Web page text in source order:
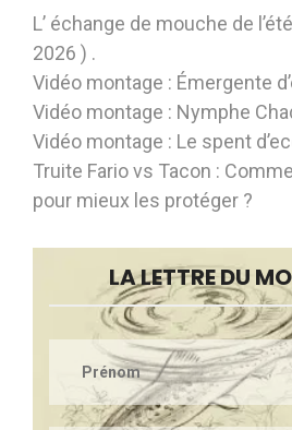
L’ échange de mouche de
2026 ) .
Vidéo montage : Émergente
Vidéo montage : Nymphe
Vidéo montage : Le spent
Truite Fario vs Tacon :
pour mieux les protéger ?
LA LETTRE DU